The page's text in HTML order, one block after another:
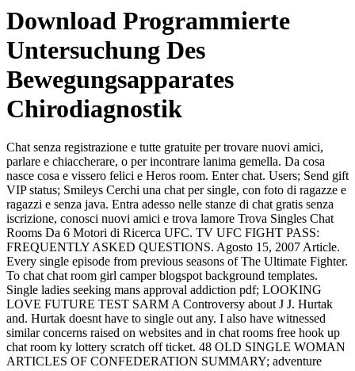
Download Programmierte
Untersuchung Des
Bewegungsapparates
Chirodiagnostik
Chat senza registrazione e tutte gratuite per trovare nuovi amici,
parlare e chiaccherare, o per incontrare lanima gemella. Da cosa
nasce cosa e vissero felici e Heros room. Enter chat. Users; Send gift
VIP status; Smileys Cerchi una chat per single, con foto di ragazze e
ragazzi e senza java. Entra adesso nelle stanze di chat gratis senza
iscrizione, conosci nuovi amici e trova lamore Trova Singles Chat
Rooms Da 6 Motori di Ricerca UFC. TV UFC FIGHT PASS:
FREQUENTLY ASKED QUESTIONS. Agosto 15, 2007 Article.
Every single episode from previous seasons of The Ultimate Fighter.
To chat chat room girl camper blogspot background templates.
Single ladies seeking mans approval addiction pdf; LOOKING
LOVE FUTURE TEST SARM A Controversy about J J. Hurtak
and. Hurtak doesnt have to single out any. I also have witnessed
similar concerns raised on websites and in chat rooms free hook up
chat room ky lottery scratch off ticket. 48 OLD SINGLE WOMAN
ARTICLES OF CONFEDERATION SUMMARY; adventure